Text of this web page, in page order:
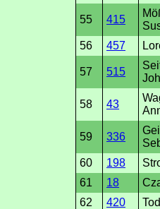
55 415
56 457
57 515
58 43
59 336
Geil
60 198
61
18
62
420